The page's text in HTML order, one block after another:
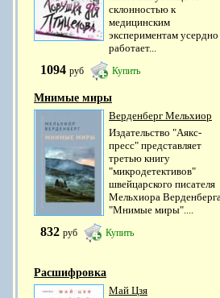
склонностью к
медицинским
экспериментам усердно
работает...
1094 руб Купить
Мнимые миры
Верденберг Мельхиор
Издательство "Аякс-
пресс" представляет
третью книгу
"микродетективов"
швейцарского писателя
Мельхиора
"Мнимые миры"....
832 руб Купить
Расшифровка
Май Цзя